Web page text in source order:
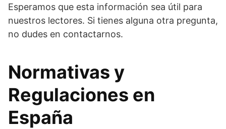
Esperamos que esta información sea útil para
nuestros lectores. Si tienes alguna otra pregunta,
no dudes en contactarnos.
Normativas y
Regulaciones en
España